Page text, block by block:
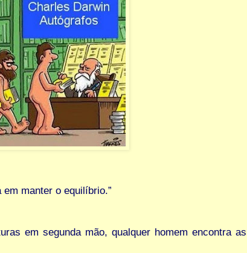
manter o equilíbrio.”
em segunda mão, qualquer homem encontra as